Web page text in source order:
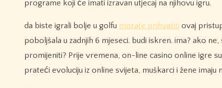
programe koji će imati izravan utjecaj na njihovu igru.
da biste igrali bolje u golfu morate prihvatiti ovaj
poboljšala u zadnjih 6 mjeseci. budi iskren. ima? ako
promijeniti? Prije vremena, on-line casino online igre
prateći evoluciju iz online svijeta, muškarci i žene